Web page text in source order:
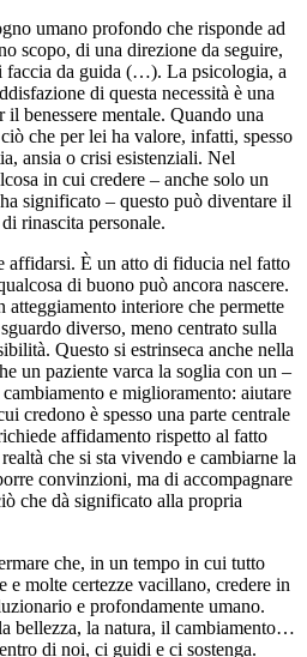
umano profondo che risponde ad
scopo, di una direzione da seguire,
faccia da guida (…). La psicologia, a
di questa necessità è una
benessere mentale. Quando una
che per lei ha valore, infatti, spesso
ansia o crisi esistenziali. Nel
in cui credere – anche solo un
significato – questo può diventare il
rinascita personale.
affidarsi. È un atto di fiducia nel fatto
di buono può ancora nascere.
interiore che permette
diverso, meno centrato sulla
Questo si estrinseca anche nella
un paziente varca la soglia con un –
e miglioramento: aiutare
credono è spesso una parte centrale
affidamento rispetto al fatto
che si sta vivendo e cambiarne la
convinzioni, ma di accompagnare
che dà significato alla propria
che, in un tempo in cui tutto
e molte certezze vacillano, credere in
e profondamente umano.
bellezza, la natura, il cambiamento…
di noi, ci guidi e ci sostenga.